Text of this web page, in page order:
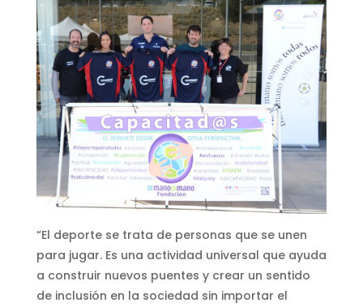
“El deporte se trata de personas que se unen
para jugar. Es una actividad universal que ayuda
a construir nuevos puentes y crear un sentido
de inclusión en la sociedad sin importar el